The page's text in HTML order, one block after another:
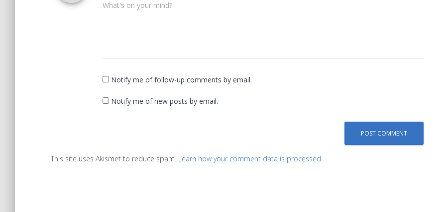
What's on your mind?
Notify me of follow-up comments by email.
Notify me of new posts by email.
This site uses Akismet to reduce spam. Learn how your comment data is processed.